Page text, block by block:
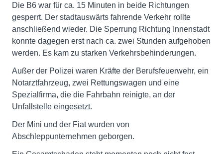
Die B6 war für ca. 15 Minuten in beide Richtungen
gesperrt. Der stadtauswärts fahrende Verkehr rollte
anschließend wieder. Die Sperrung Richtung Innenstadt
konnte dagegen erst nach ca. zwei Stunden aufgehoben
werden. Es kam zu starken Verkehrsbehinderungen.
Außer der Polizei waren Kräfte der Berufsfeuerwehr, ein
Notarztfahrzeug, zwei Rettungswagen und eine
Spezialfirma, die die Fahrbahn reinigte, an der
Unfallstelle eingesetzt.
Der Mini und der Fiat wurden von
Abschleppunternehmen geborgen.